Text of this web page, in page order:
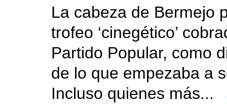
La cabeza de Bermejo
trofeo ‘cinegético’
Partido Popular, como
de lo que empezaba a
Incluso quienes más...